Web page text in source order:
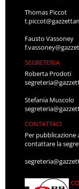
Thomas Piccot
Fausto Vassoney
SEGRETERIA
Roberta Prodoti
Stefania Muscolo
CONTATTACI
Per pubblicazione
contattare la